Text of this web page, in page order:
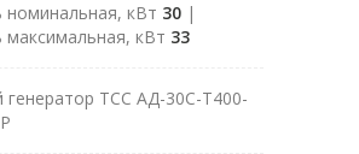
кВт 30 |
кВт 33
генератор ТСС АД-30С-Т400-